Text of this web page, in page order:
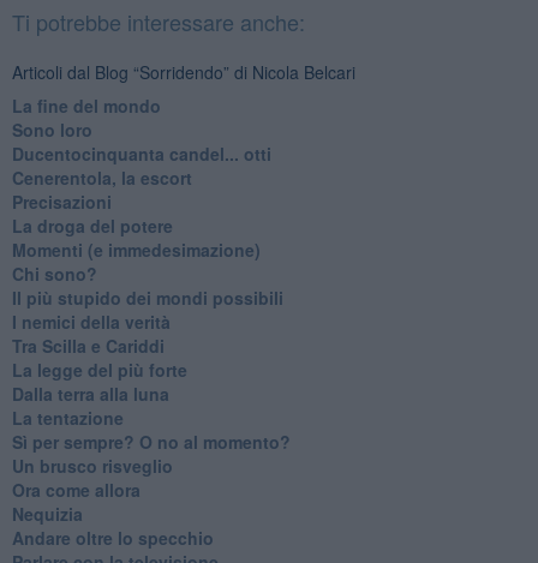
Ti potrebbe interessare anche:
Articoli dal Blog “Sorridendo” di Nicola Belcari
La fine del mondo
Sono loro
Ducentocinquanta candel... otti
Cenerentola, la escort
Precisazioni
La droga del potere
Momenti (e immedesimazione)
Chi sono?
Il più stupido dei mondi possibili
I nemici della verità
Tra Scilla e Cariddi
La legge del più forte
Dalla terra alla luna
La tentazione
​Sì per sempre? O no al momento?
Un brusco risveglio
Ora come allora
Nequizia
Andare oltre lo specchio